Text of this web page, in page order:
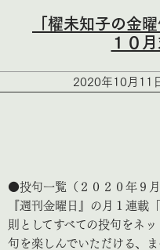
「櫂未知子の金
１０
2020年10月11
●投句一覧（２０２０年９
『週刊金曜日』の月１連載
則としてすべての投句をネ
句を楽しんでいただける、